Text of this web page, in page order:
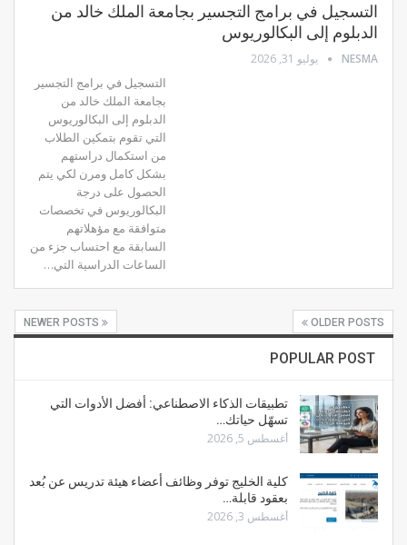
التسجيل في برامج التجسير بجامعة الملك خالد من
الدبلوم إلى البكالوريوس
NESMA يوليو 31, 2026
التسجيل في برامج التجسير
بجامعة الملك خالد من
الدبلوم إلى البكالوريوس
التي تقوم بتمكين الطلاب
من استكمال دراستهم
بشكل كامل ومرن لكي يتم
الحصول على درجة
البكالوريوس في تخصصات
متوافقة مع مؤهلاتهم
السابقة مع احتساب جزء من
الساعات الدراسية التي…
OLDER POSTS
POPULAR POST
تطبيقات الذكاء الاصطناعي: أفضل الأدوات التي
تسهّل حياتك…
أغسطس 5, 2026
كلية الخليج توفر وظائف أعضاء هيئة تدريس عن بُعد
بعقود قابلة…
أغسطس 3, 2026